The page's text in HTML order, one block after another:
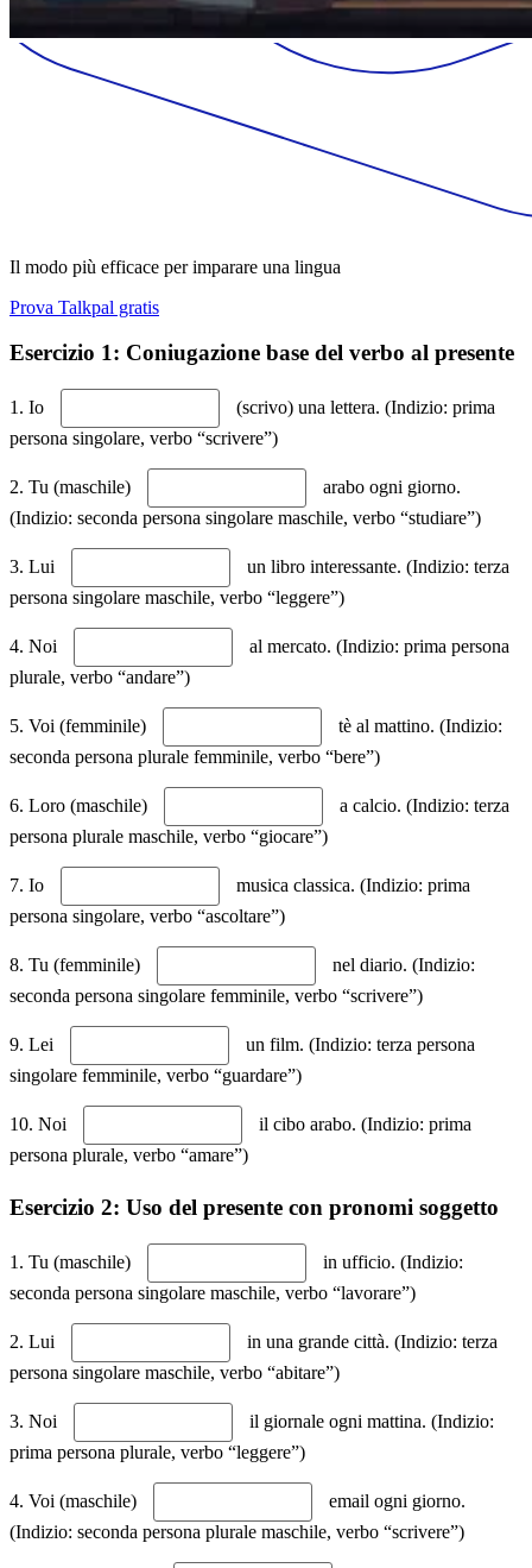
Il modo più efficace per imparare una lingua
Prova Talkpal gratis
Esercizio 1: Coniugazione base del verbo al presente
1. Io
(scrivo) una lettera. (Indizio: prima
persona singolare, verbo “scrivere”)
2. Tu (maschile)
arabo ogni giorno.
(Indizio: seconda persona singolare maschile, verbo “studiare”)
3. Lui
un libro interessante. (Indizio: terza
persona singolare maschile, verbo “leggere”)
4. Noi
al mercato. (Indizio: prima persona
plurale, verbo “andare”)
5. Voi (femminile)
tè al mattino. (Indizio:
seconda persona plurale femminile, verbo “bere”)
6. Loro (maschile)
a calcio. (Indizio: terza
persona plurale maschile, verbo “giocare”)
7. Io
musica classica. (Indizio: prima
persona singolare, verbo “ascoltare”)
8. Tu (femminile)
nel diario. (Indizio:
seconda persona singolare femminile, verbo “scrivere”)
9. Lei
un film. (Indizio: terza persona
singolare femminile, verbo “guardare”)
10. Noi
il cibo arabo. (Indizio: prima
persona plurale, verbo “amare”)
Esercizio 2: Uso del presente con pronomi soggetto
1. Tu (maschile)
in ufficio. (Indizio:
seconda persona singolare maschile, verbo “lavorare”)
2. Lui
in una grande città. (Indizio: terza
persona singolare maschile, verbo “abitare”)
3. Noi
il giornale ogni mattina. (Indizio:
prima persona plurale, verbo “leggere”)
4. Voi (maschile)
email ogni giorno.
(Indizio: seconda persona plurale maschile, verbo “scrivere”)